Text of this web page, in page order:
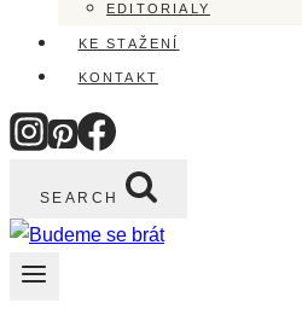
EDITORIALY
KE STAŽENÍ
KONTAKT
SEARCH